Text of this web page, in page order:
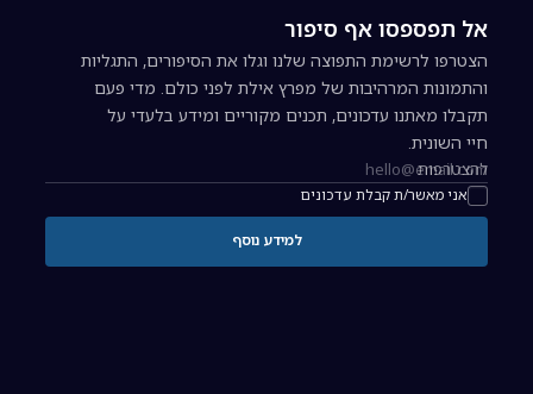
אל תפספסו אף סיפור
הצטרפו לרשימת התפוצה שלנו וגלו את הסיפורים, התגליות
והתמונות המרהיבות של מפרץ אילת לפני כולם. מדי פעם
תקבלו מאתנו עדכונים, תכנים מקוריים ומידע בלעדי על
חיי השונית.
כתובת אימייל להרשמה לניוזלטר
אני מאשר/ת קבלת עדכונים
להצטרפות
למידע נוסף